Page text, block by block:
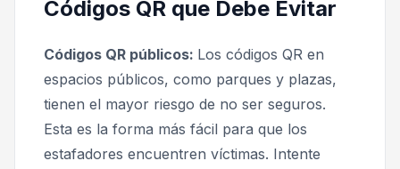
Códigos QR que Debe Evitar
Códigos QR públicos: Los códigos QR en
espacios públicos, como parques y plazas,
tienen el mayor riesgo de no ser seguros.
Esta es la forma más fácil para que los
estafadores encuentren víctimas. Intente